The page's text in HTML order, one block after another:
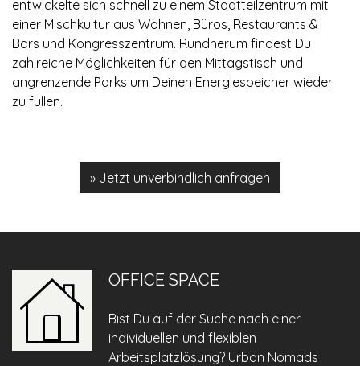
entwickelte sich schnell zu einem Stadtteilzentrum mit
einer Mischkultur aus Wohnen, Büros, Restaurants &
Bars und Kongresszentrum. Rundherum findest Du
zahlreiche Möglichkeiten für den Mittagstisch und
angrenzende Parks um Deinen Energiespeicher wieder
zu füllen.
» Jetzt unverbindlich anfragen
OFFICE SPACE
Bist Du auf der Suche nach einer
individuellen und flexiblen
Arbeitsplatzlösung? Urban Nomads